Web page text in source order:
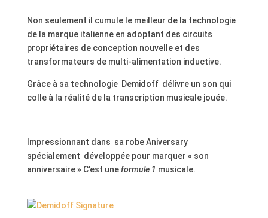
Non seulement il cumule le meilleur de la technologie
de la marque italienne en adoptant des circuits
propriétaires de conception nouvelle et des
transformateurs de multi-alimentation inductive.
Grâce à sa technologie Demidoff délivre un son qui
colle à la réalité de la transcription musicale jouée.
Impressionnant dans sa robe Aniversary
spécialement développée pour marquer « son
anniversaire » C’est uneformule 1 musicale.